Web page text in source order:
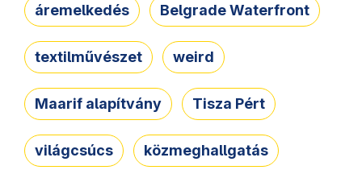
áremelkedés Belgrade Waterfront
textilművészet weird
Maarif alapítvány Tisza Pért
világcsúcs közmeghallgatás